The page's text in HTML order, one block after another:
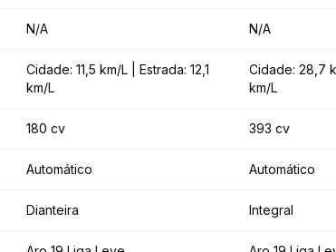
N/A N/A
Cidade: 11,5 km/L | Estrada: 12,1
km/L
Cidade: 28,7
km/L
180 cv 393 cv
Automático Automático
Dianteira Integral